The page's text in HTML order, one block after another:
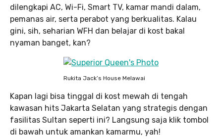
dilengkapi AC, Wi-Fi, Smart TV, kamar mandi dalam,
pemanas air, serta perabot yang berkualitas. Kalau
gini, sih, seharian WFH dan belajar di kost bakal
nyaman banget, kan?
Rukita Jack’s House Melawai
Kapan lagi bisa tinggal di kost mewah di tengah
kawasan hits Jakarta Selatan yang strategis dengan
fasilitas Sultan seperti ini? Langsung saja klik tombol
di bawah untuk amankan kamarmu, yah!